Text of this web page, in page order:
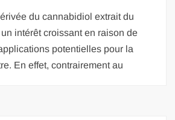
du cannabidiol extrait du
intérêt croissant en raison de
potentielles pour la
En effet, contrairement au